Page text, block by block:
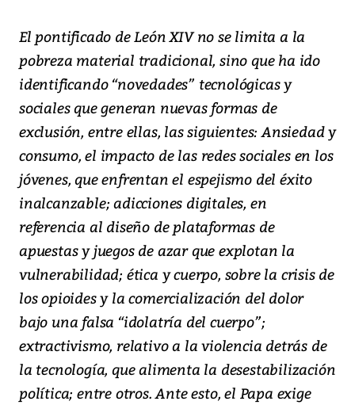
El pontificado de León XIV no se limita a la
pobreza material tradicional, sino que ha ido
identificando “novedades” tecnológicas y
sociales que generan nuevas formas de
exclusión, entre ellas, las siguientes: Ansiedad y
consumo, el impacto de las redes sociales en los
jóvenes, que enfrentan el espejismo del éxito
inalcanzable; adicciones digitales, en
referencia al diseño de plataformas de
apuestas y juegos de azar que explotan la
vulnerabilidad; ética y cuerpo, sobre la crisis de
los opioides y la comercialización del dolor
bajo una falsa “idolatría del cuerpo”;
extractivismo, relativo a la violencia detrás de
la tecnología, que alimenta la desestabilización
política; entre otros. Ante esto, el Papa exige